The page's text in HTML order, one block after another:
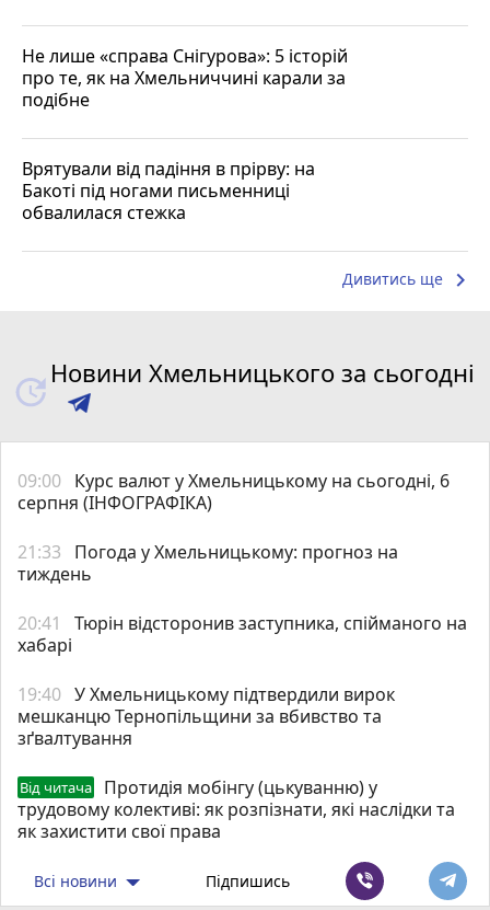
Не лише «справа Снігурова»: 5 історій
про те, як на Хмельниччині карали за
подібне
Врятували від падіння в прірву: на
Бакоті під ногами письменниці
обвалилася стежка
Дивитись ще keyboard_arrow_right
Новини Хмельницького за сьогодні
09:00 Курс валют у Хмельницькому на сьогодні, 6
серпня (ІНФОГРАФІКА)
21:33
Погода у Хмельницькому: прогноз на
тиждень
20:41
Тюрін відсторонив заступника, спійманого на
хабарі
19:40 У Хмельницькому підтвердили вирок
мешканцю Тернопільщини за вбивство та
зґвалтування
Від читача
Протидія мобінгу (цькуванню) у
трудовому колективі: як розпізнати, які наслідки та
як захистити свої права
Всі новини Підпишись